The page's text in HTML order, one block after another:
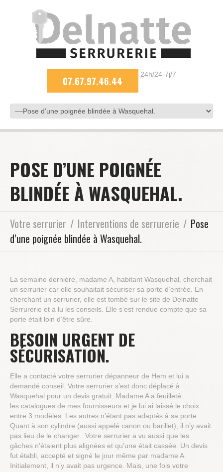
07.67.97.46.44
24h/24-7j/7
POSE D’UNE POIGNÉE
BLINDÉE À WASQUEHAL.
Votre serrurier Interventions de serrurerie
Pose
d’une poignée blindée à Wasquehal.
La semaine dernière, madame A, habitant Wasquehal, cherchait
un serrurier car elle souhaitait sécuriser sa porte d’entrée. En
cherchant un serrurier, elle est tombé sur le site de Delnatte
Serrurerie et a lu les conseils. Elle s’est rendue compte que sa
porte était loin d’être sûre.
BESOIN URGENT DE
SÉCURISATION.
Elle a contacté votre serrurier dépanneur de Hem et lui a
demandé conseil. Votre serrurier s’est donc déplacé à
Wasquehal pour un devis gratuit. Madame A a feuilleté
les catalogues de mes fournisseurs et je lui ai laissé le choix
entre 3 modèles. Les autres n’étant pas adaptés à sa porte.
Quant à son cylindre (aussi appelé canon ou barillet), il n’y avait
pas lieu de le changer. Votre serrurier a vu aussi que les
gâches n’étaient plus alignées et qu’une était cassée. Un devis
fut établi, accepté et signé le jour même par madame A.
Initialement, il n’y avait pas urgence. Mais, une fois votre